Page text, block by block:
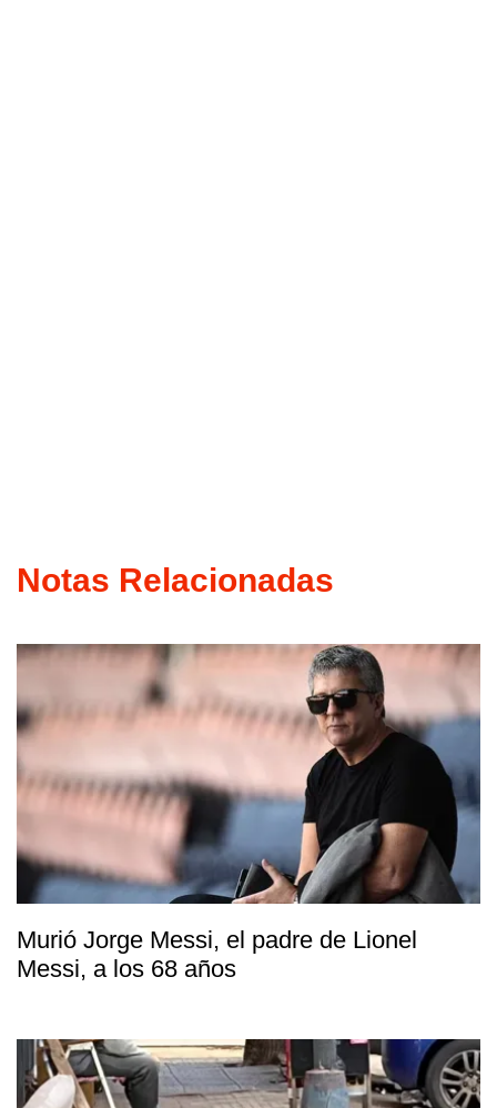
Notas Relacionadas
Murió Jorge Messi, el padre de Lionel
Messi, a los 68 años